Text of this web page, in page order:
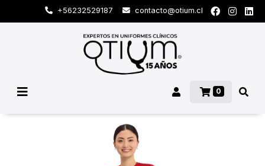
+56232529187 contacto@otium.cl
0